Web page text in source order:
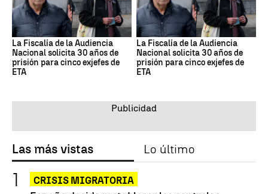
La Fiscalía de la Audiencia
Nacional solicita 30 años de
prisión para cinco exjefes de
ETA
La Fiscalía de la Audiencia
Nacional solicita 30 años de
prisión para cinco exjefes de
ETA
Las más vistas Lo último
CRISIS MIGRATORIA